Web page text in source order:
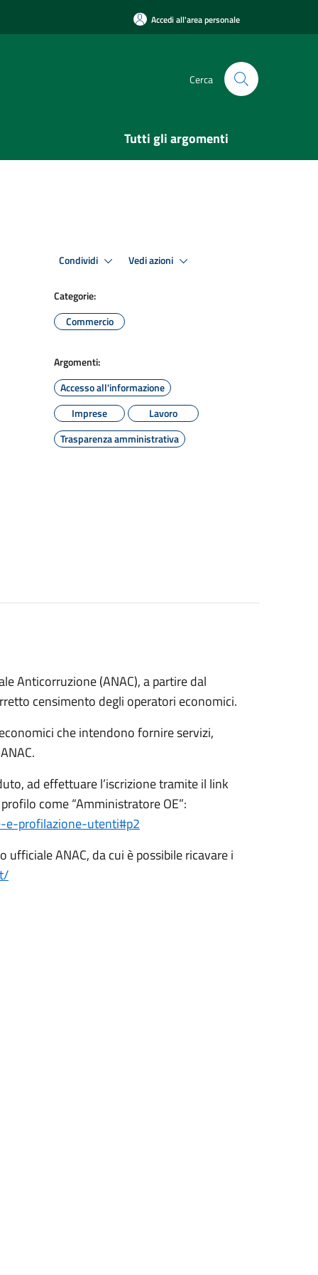
Accedi all'area personale
Cerca
Tutti gli argomenti
Condividi Vedi azioni
Categorie:
Commercio
Argomenti:
Accesso all'informazione
Imprese
Lavoro
Trasparenza amministrativa
Anticorruzione (ANAC), a partire dal
censimento degli operatori economici.
che intendono fornire servizi,
ad effettuare l’iscrizione tramite il link
come “Amministratore OE”:
profilazione-utenti#p2
ANAC, da cui è possibile ricavare i